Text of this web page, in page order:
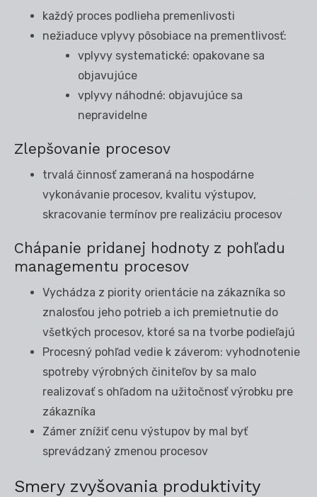
každý proces podlieha premenlivosti
nežiaduce vplyvy pôsobiace na prementlivosť:
vplyvy systematické: opakovane sa
objavujúce
vplyvy náhodné: objavujúce sa
nepravidelne
Zlepšovanie procesov
trvalá činnosť zameraná na hospodárne
vykonávanie procesov, kvalitu výstupov,
skracovanie termínov pre realizáciu procesov
Chápanie pridanej hodnoty z pohľadu
managementu procesov
Vychádza z piority orientácie na zákazníka so
znalosťou jeho potrieb a ich premietnutie do
všetkých procesov, ktoré sa na tvorbe podieľajú
Procesný pohľad vedie k záverom: vyhodnotenie
spotreby výrobných činiteľov by sa malo
realizovať s ohľadom na užitočnosť výrobku pre
zákazníka
Zámer znížiť cenu výstupov by mal byť
sprevádzaný zmenou procesov
Smery zvyšovania produktivity